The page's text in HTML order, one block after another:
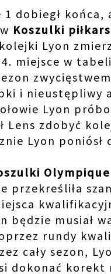
1 dobiegł
Koszulki
Lyon
miejsce w
i
Lyon
Lens zdobyć
Lyon poniósł
przekreśliła
będzie musiał
rundy
cały sezon,
dokonać korekt